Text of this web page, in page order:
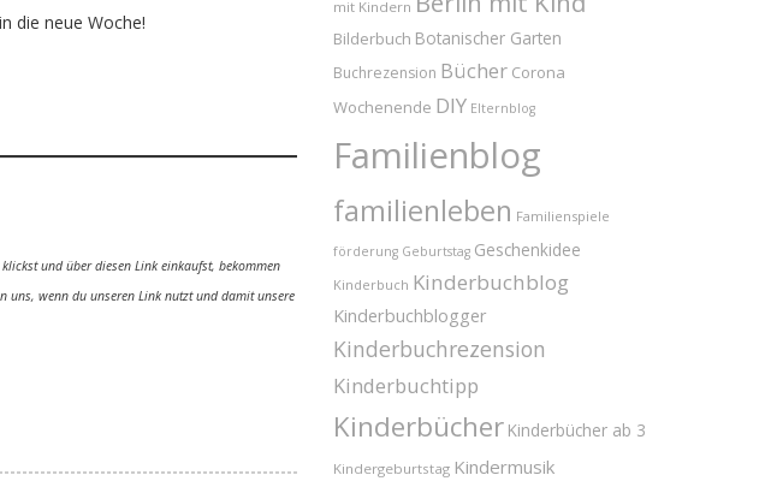
die neue Woche!
und über diesen Link einkaufst, bekommen
uns, wenn du unseren Link nutzt und damit unsere
mit Kindern
Bilderbuch Botanischer Garten
Buchrezension Bücher Corona
Wochenende DIY Elternblog
Familienblog
familienleben Familienspiele
förderung Geburtstag Geschenkidee
Kinderbuch Kinderbuchblog
Kinderbuchblogger
Kinderbuchrezension
Kinderbuchtipp
Kinderbücher Kinderbücher ab 3
Kindergeburtstag Kindermusik